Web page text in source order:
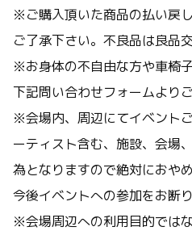
※ご購入頂いた商品の払い戻
ご了承下さい。不良品は良品
※お身体の不自由な方や車椅
下記問い合わせフォームより
※会場内、周辺にてイベント
ーティスト含む、施設、会場
為となりますので絶対におや
今後イベントへの参加をお断
※会場周辺への利用目的では